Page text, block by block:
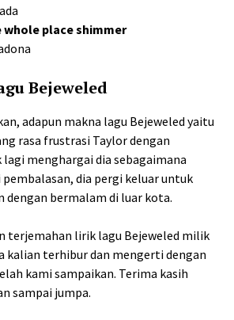
place shimmer
Bejeweled
adapun makna lagu Bejeweled yaitu
rasa frustrasi Taylor dengan
lagi menghargai dia sebagaimana
pembalasan, dia pergi keluar untuk
dengan bermalam di luar kota.
terjemahan lirik lagu Bejeweled milik
kalian terhibur dan mengerti dengan
kami sampaikan. Terima kasih
sampai jumpa.